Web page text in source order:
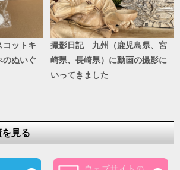
ットキ
ぬいぐ
撮影日記 九州（鹿児島県、宮
崎県、長崎県）に動画の撮影に
いってきました
見る